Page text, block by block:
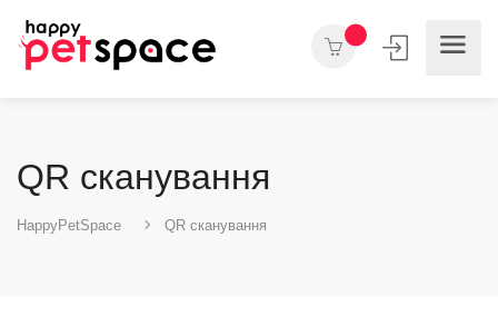
QR сканування
HappyPetSpace QR сканування